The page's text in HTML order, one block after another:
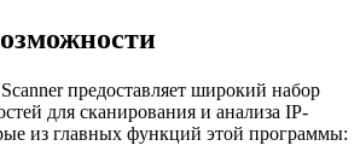
предоставляет широкий набор
для сканирования и анализа IP-
из главных функций этой программы: